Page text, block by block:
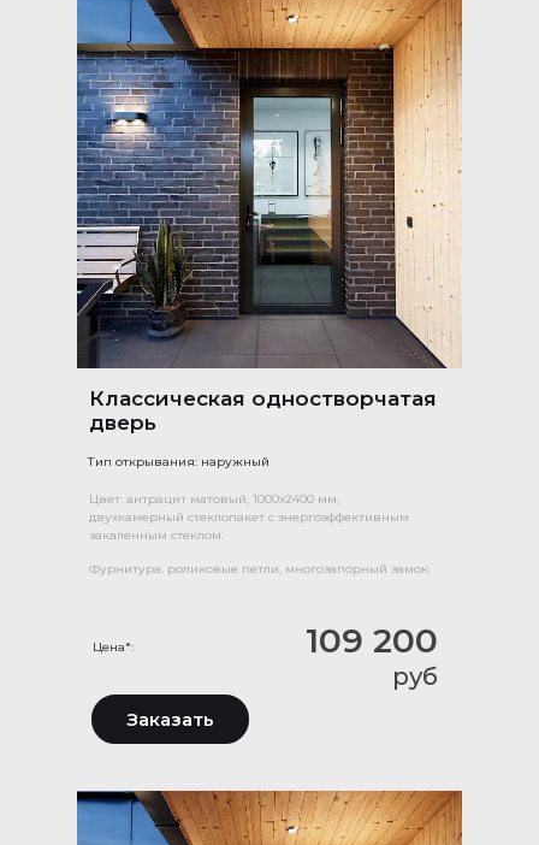
109 200
руб
Классическая одностворчатая
дверь
Тип открывания: наружный
Цвет: антрацит матовый, 1000х2400 мм,
двухкамерный стеклопакет с энергоэффективным
закаленным стеклом.
Фурнитура: роликовые петли, многозапорный замок.
Цена*:
Заказать